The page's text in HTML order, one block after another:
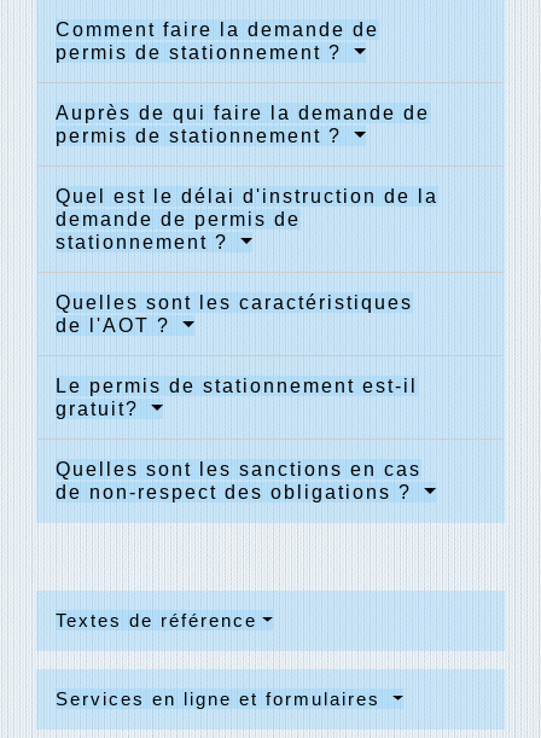
Comment faire la demande de
permis de stationnement ?
Auprès de qui faire la demande de
permis de stationnement ?
Quel est le délai d'instruction de la
demande de permis de
stationnement ?
Quelles sont les caractéristiques
de l'AOT ?
Le permis de stationnement est-il
gratuit?
Quelles sont les sanctions en cas
de non-respect des obligations ?
Textes de référence
Services en ligne et formulaires